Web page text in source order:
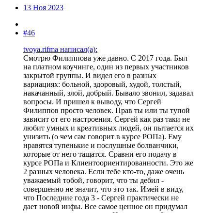
13 Ноя 2023
#46
tvoya.rifma написал(а):
Смотрю Филиппова уже давно. С 2017 года. Был
на платном коучинге, один из первых участников
закрытой группы. И видел его в разных
вариациях: больной, здоровый, худой, толстый,
накачанный, злой, добрый. Бывало звонил, задавал
вопросы. И пришел к выводу, что Сергей
Филиппов просто человек. Прав ты или ты тупой
зависит от его настроения. Сергей как раз таки не
любит умных и креативных людей, он пытается их
унизить (о чем сам говорит в курсе РОПа). Ему
нравятся тупенькие и послушные болванчики,
которые от него тащатся. Сравни его подачу в
курсе РОПа и Клиентоориентированности. Это же
2 разных человека. Если тебе кто-то, даже очень
уважаемый тобой, говорит, что ты дебил -
совершенно не значит, что это так. Имей в виду,
что Последние года 3 - Сергей практически не
дает новой инфы. Все самое ценное он придумал